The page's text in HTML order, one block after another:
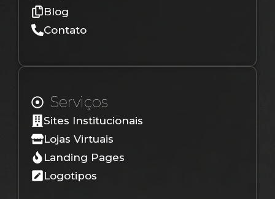
Blog
Contato
Serviços
Sites Institucionais
Lojas Virtuais
Landing Pages
Logotipos